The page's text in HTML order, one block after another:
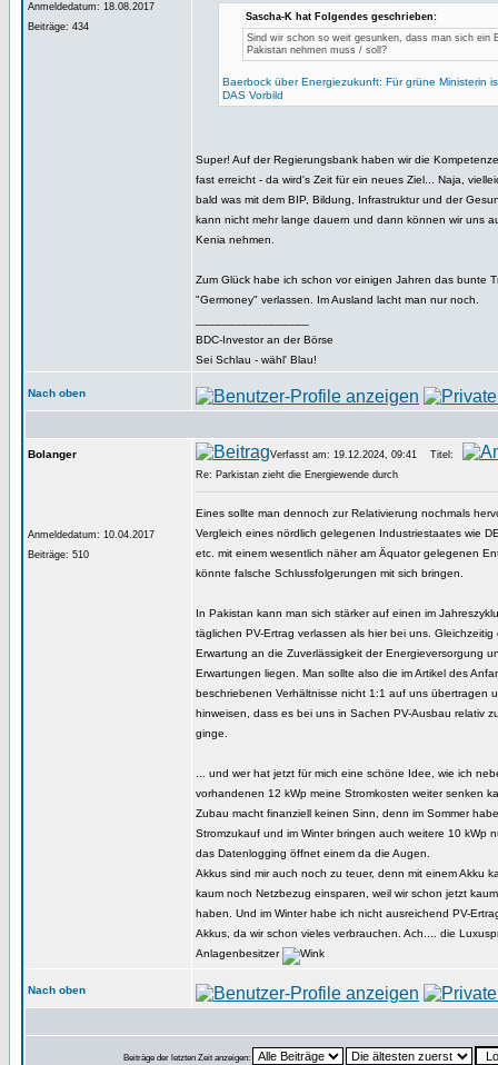
Anmeldedatum: 18.08.2017
Beiträge: 434
Sascha-K hat Folgendes geschrieben:
Sind wir schon so weit gesunken, dass man sich ein
Pakistan nehmen muss / soll?
Baerbock über Energiezukunft: Für grüne Ministerin
DAS Vorbild
Super! Auf der Regierungsbank haben wir die
fast erreicht - da wird's Zeit für ein neues Ziel... Naja,
bald was mit dem BIP, Bildung, Infrastruktur und der
kann nicht mehr lange dauern und dann können wir uns
Kenia nehmen.
Zum Glück habe ich schon vor einigen Jahren das bunte
"Germoney" verlassen. Im Ausland lacht man nur noch.
BDC-Investor an der Börse
Sei Schlau - wähl' Blau!
Nach oben
Bolanger
Anmeldedatum: 10.04.2017
Beiträge: 510
Verfasst am: 19.12.2024, 09:41
Titel:
Re: Parkistan zieht die Energiewende durch
Eines sollte man dennoch zur Relativierung nochmals
Vergleich eines nördlich gelegenen Industriestaates wie
etc. mit einem wesentlich näher am Äquator gelegenen
könnte falsche Schlussfolgerungen mit sich bringen.
In Pakistan kann man sich stärker auf einen im
täglichen PV-Ertrag verlassen als hier bei uns.
Erwartung an die Zuverlässigkeit der Energieversorgung
Erwartungen liegen. Man sollte also die im Artikel des
beschriebenen Verhältnisse nicht 1:1 auf uns übertragen
hinweisen, dass es bei uns in Sachen PV-Ausbau relativ
ginge.
... und wer hat jetzt für mich eine schöne Idee, wie ich
vorhandenen 12 kWp meine Stromkosten weiter senken
Zubau macht finanziell keinen Sinn, denn im Sommer
Stromzukauf und im Winter bringen auch weitere 10 kWp
das Datenlogging öffnet einem da die Augen.
Akkus sind mir auch noch zu teuer, denn mit einem Akku
kaum noch Netzbezug einsparen, weil wir schon jetzt
haben. Und im Winter habe ich nicht ausreichend PV-
Akkus, da wir schon vieles verbrauchen. Ach.... die
Anlagenbesitzer
Nach oben
Beiträge der letzten Zeit anzeigen: